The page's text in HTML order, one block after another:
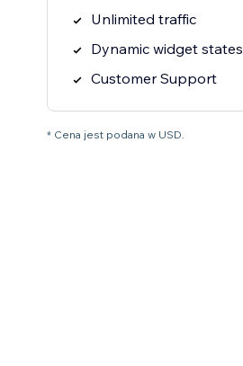
Unlimited traffic
Dynamic widget states
Customer Support
* Cena jest podana w USD.